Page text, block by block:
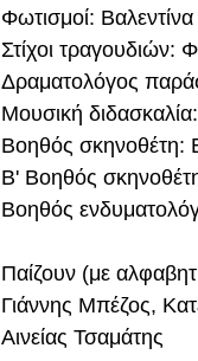
Φωτισμοί:
Στίχοι τραγουδιών:
Δραματολόγος
Μουσική
Βοηθός σκηνοθέτη:
Β' Βοηθός
Βοηθός
Παίζουν (με
Γιάννης Μπέζος,
Αινείας Τσαμάτης